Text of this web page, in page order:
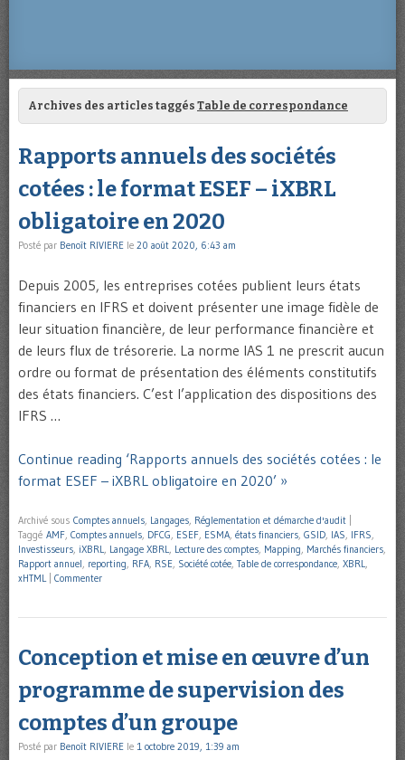
Archives des articles taggés Table de correspondance
Rapports annuels des sociétés
cotées : le format ESEF – iXBRL
obligatoire en 2020
Posté par Benoît RIVIERE le 20 août 2020, 6:43 am
Depuis 2005, les entreprises cotées publient leurs états
financiers en IFRS et doivent présenter une image fidèle de
leur situation financière, de leur performance financière et
de leurs flux de trésorerie. La norme IAS 1 ne prescrit aucun
ordre ou format de présentation des éléments constitutifs
des états financiers. C’est l’application des dispositions des
IFRS …
Continue reading ‘Rapports annuels des sociétés cotées : le
format ESEF – iXBRL obligatoire en 2020’ »
Archivé sous Comptes annuels, Langages, Réglementation et démarche d'audit
Taggé AMF, Comptes annuels, DFCG, ESEF, ESMA, états financiers, GSID, IAS, IFRS,
Investisseurs, iXBRL, Langage XBRL, Lecture des comptes, Mapping, Marchés financiers,
Rapport annuel, reporting, RFA, RSE, Société cotée, Table de correspondance, XBRL,
xHTML
Commenter
Conception et mise en œuvre d’un
programme de supervision des
comptes d’un groupe
Posté par Benoît RIVIERE le 1 octobre 2019, 1:39 am